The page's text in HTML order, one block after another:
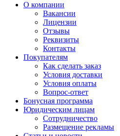
О компании
Вакансии
Лицензии
Отзывы
Реквизиты
Контакты
Покупателям
Как сделать заказ
Условия доставки
Условия оплаты
Вопрос-ответ
Бонусная программа
Юридическим лицам
Сотрудничество
Размещение рекламы